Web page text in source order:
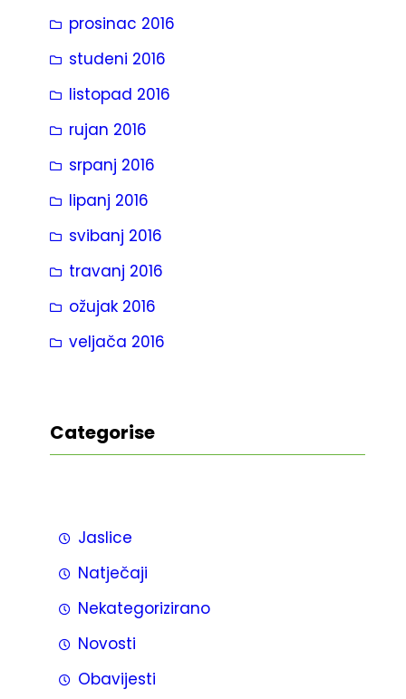
prosinac 2016
studeni 2016
listopad 2016
rujan 2016
srpanj 2016
lipanj 2016
svibanj 2016
travanj 2016
ožujak 2016
veljača 2016
Categorise
Jaslice
Natječaji
Nekategorizirano
Novosti
Obavijesti